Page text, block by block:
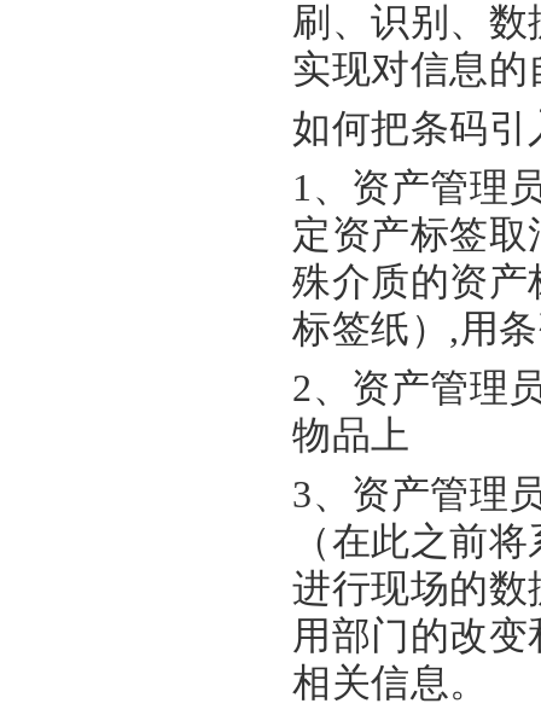
刷、识别、
实现对信息
如何把条码引
1、资产管理
定资产标签
殊介质的资产
标签纸）,用
2、资产管理
物品上
3、资产管理
（在此之前
进行现场的
用部门的改
相关信息。